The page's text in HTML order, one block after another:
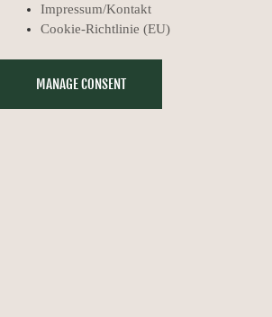
Impressum/Kontakt
Cookie-Richtlinie (EU)
MANAGE CONSENT